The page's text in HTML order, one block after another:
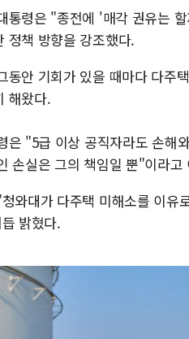
통령은 "종전에 '매각 권유는
정책 방향을 강조했다.
동안 기회가 있을 때마다 다주
해왔다.
은 "5급 이상 공직자라도 손해
손실은 그의 책임일 뿐"이라고
와대가 다주택 미해소를 이유
밝혔다.